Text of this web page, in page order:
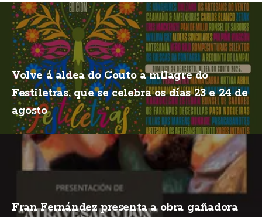
Volve á aldea do Couto a milagre do
Festiletras, que se celebra os días 23 e 24 de
agosto
Fran Fernández presenta a obra gañadora